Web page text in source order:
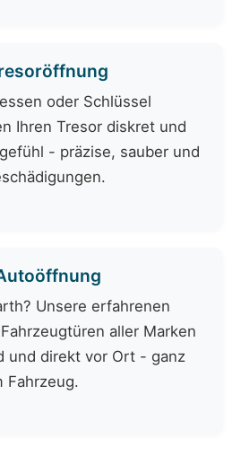
oder Schlüssel
Ihren Tresor diskret und
- präzise, sauber und
Unsere erfahrenen
aller Marken
und direkt vor Ort - ganz
Fahrzeug.